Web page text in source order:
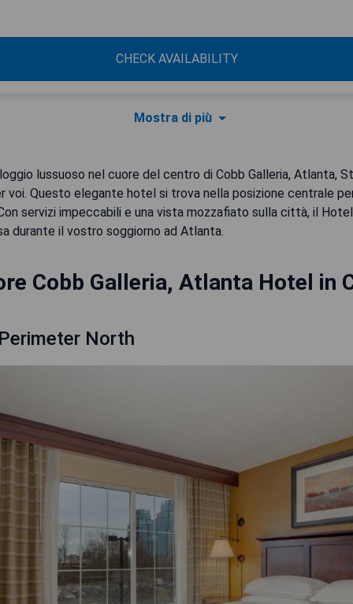
CHECK AVAILABILITY
Mostra di più
lussuoso nel cuore del centro di Cobb Galleria, Atlanta,
voi. Questo elegante hotel si trova nella posizione centrale
servizi impeccabili e una vista mozzafiato sulla città, il
durante il vostro soggiorno ad Atlanta.
Cobb Galleria, Atlanta Hotel in
North